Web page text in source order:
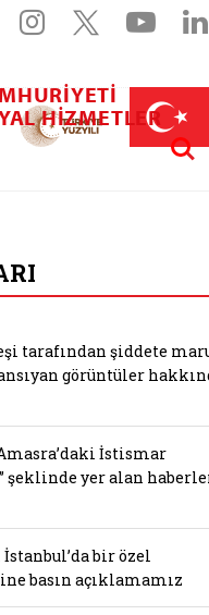
Instagram
X
sekmede açılır)
bağış sayfası (yeni
HIZMETLER
tarafından şiddete
görüntüler
İstismar
şeklinde yer alan
bir özel
basın açıklamamız